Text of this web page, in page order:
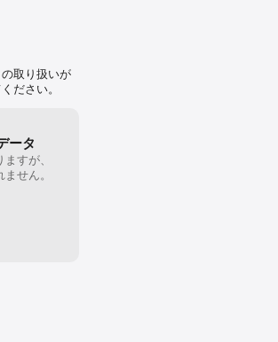
ンストール
取り扱いが
ださい。
ータ
すが、
せん。